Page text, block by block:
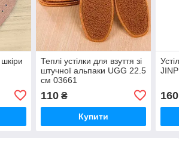
Теплі устілки для взуття зі
штучної альпаки UGG 22.5
см 03661
110₴
Купити
160